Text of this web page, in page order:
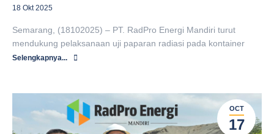
18 Okt 2025
Semarang, (18102025) – PT. RadPro Energi Mandiri turut
mendukung pelaksanaan uji paparan radiasi pada kontainer
Selengkapnya...
OCT
17